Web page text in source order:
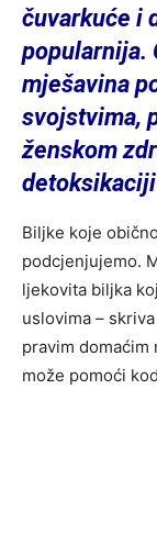
čuvarkuće i
popularnija.
mješavina
svojstvima,
ženskom
Biljke koje
podcjenjujemo.
ljekovita biljka
uslovima –
pravim
može pomoći